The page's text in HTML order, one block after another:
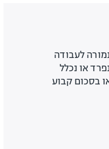
לעבודה
או נכלל
בסכום קבוע